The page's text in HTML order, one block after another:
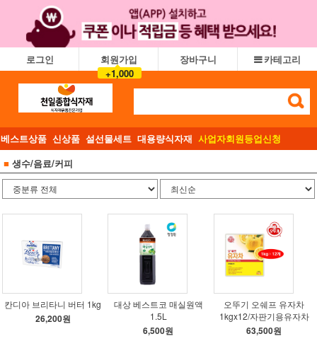
로그인
회원가입
+1,000
장바구니 카테고리
베스트상품 신상품 설선물세트 대용량식자재 사업자회원등업신청
■ 생수/음료/커피
칸디아 브리타니 버터 1kg
26,200원
대상 베스트코 매실원액
1.5L
6,500원
오뚜기 오쉐프 유자차
1kgx12/자판기용유자차
63,500원